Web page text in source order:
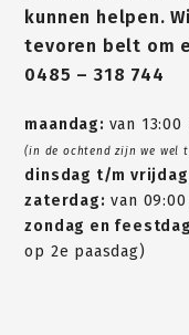
kunnen helpen.
tevoren belt om
0485 – 318 744
maandag: van
(in de ochtend zijn we wel
dinsdag t/m
zaterdag: van
zondag en
op 2e paasdag)